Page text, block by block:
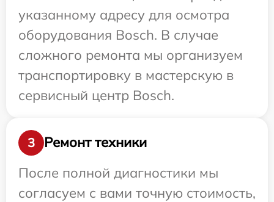
указанному адресу для осмотра
оборудования Bosch. В случае
сложного ремонта мы организуем
транспортировку в мастерскую в
сервисный центр Bosch.
3
Ремонт техники
После полной диагностики мы
согласуем с вами точную стоимость,